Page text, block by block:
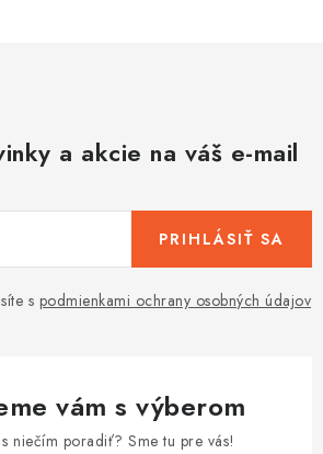
a akcie na váš e-mail
s podmienkami ochrany osobných údajov
PRIHLÁSIŤ SA
vám s výberom
niečím poradiť? Sme tu pre vás!